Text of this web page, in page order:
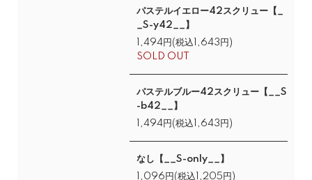
パステルイエロー42スクリュー【_
_S-y42__】
1,494円(税込1,643円)
SOLD OUT
パステルブルー42スクリュー【__S
-b42__】
1,494円(税込1,643円)
なし【__S-only__】
1,096円(税込1,205円)